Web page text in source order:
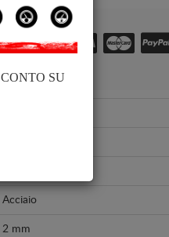
228 €
€
Acciaio
2 mm
SU